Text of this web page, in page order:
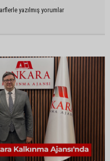
yazılmış yorumlar